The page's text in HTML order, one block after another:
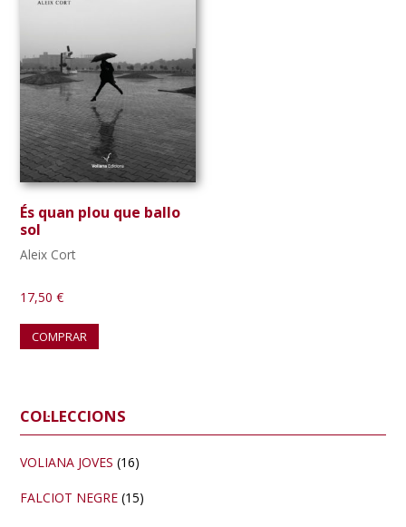
És quan plou que ballo
sol
Aleix Cort
17,50€
COMPRAR
Barra
lateral
primària
COL·LECCIONS
VOLIANA JOVES (16)
FALCIOT NEGRE (15)